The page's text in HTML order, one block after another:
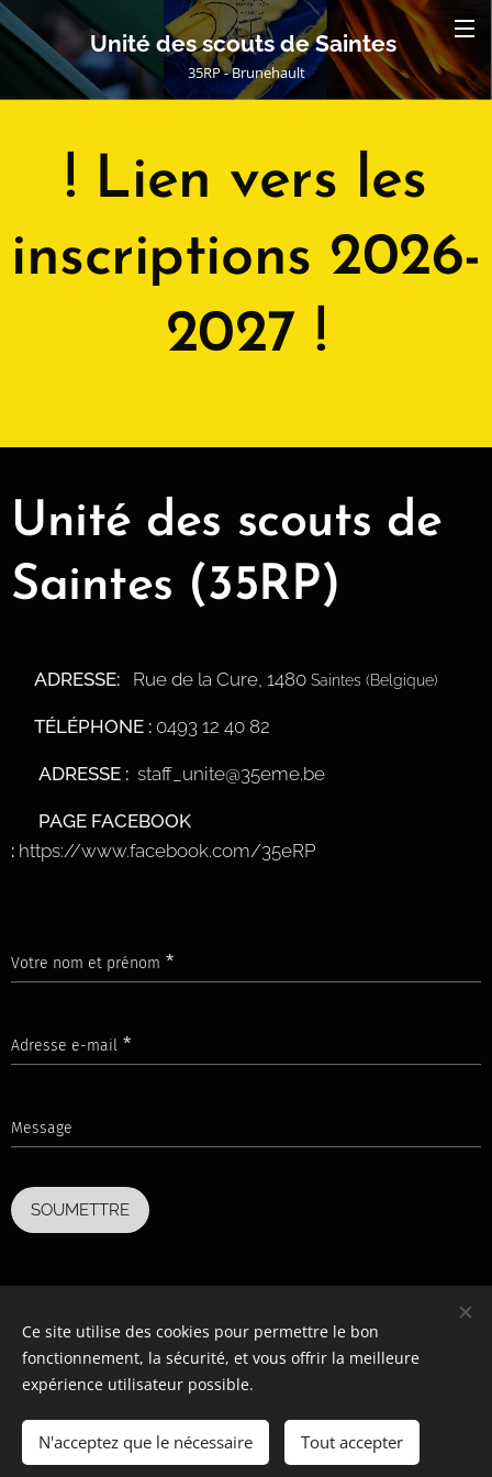
Unité des scouts de Saintes
35RP - Brunehault
! Lien vers les
inscriptions 2026-
2027 !
Unité des scouts de
Saintes (35RP)
ADRESSE: Rue de la Cure, 1480 Saintes (Belgique)
TÉLÉPHONE : 0493 12 40 82
ADRESSE : staff_unite@35eme.be
PAGE FACEBOOK
: https://www.facebook.com/35eRP
Votre nom et prénom
Adresse e-mail
Message
SOUMETTRE
© 2025 Tous droits réservés
Unité scoute de Saintes (35RP)
Optimisé par
Webnode
Créez votre site web gratuitement ! Commencer
Ce site utilise des cookies pour permettre le bon
fonctionnement, la sécurité, et vous offrir la meilleure
expérience utilisateur possible.
N'acceptez que le nécessaire Tout accepter